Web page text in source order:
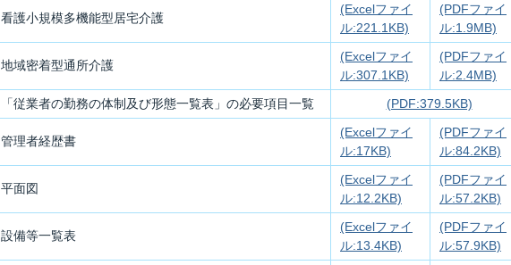
看護小規模多機能型居宅介護
(Excelファイ
ル:221.1KB)
(PDFファイ
ル:1.9MB)
地域密着型通所介護
(Excelファイ
ル:307.1KB)
(PDFファイ
ル:2.4MB)
「従業者の勤務の体制及び形態一覧表」の必要項目一覧 (PDF:379.5KB)
管理者経歴書
(Excelファイ
ル:17KB)
(PDFファイ
ル:84.2KB)
平面図
(Excelファイ
ル:12.2KB)
(PDFファイ
ル:57.2KB)
設備等一覧表
(Excelファイ
ル:13.4KB)
(PDFファイ
ル:57.9KB)